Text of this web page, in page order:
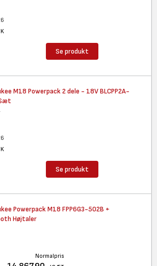
Se produkt
M18 Powerpack 2 dele - 18V BLCPP2A-
Se produkt
Powerpack M18 FPP6G3-502B +
Højtaler
Normalpris